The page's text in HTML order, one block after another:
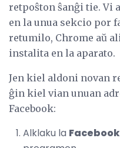
retpoŝton ŝanĝi tie. Vi
en la unua sekcio por
retumilo, Chrome aŭ
instalita en la aparato.
Jen kiel aldoni novan
ĝin kiel vian unuan
Facebook:
Alklaku la